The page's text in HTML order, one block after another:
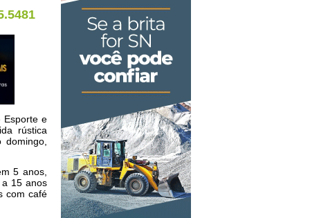
Esporte e
rústica
5 anos,
15 anos
com café